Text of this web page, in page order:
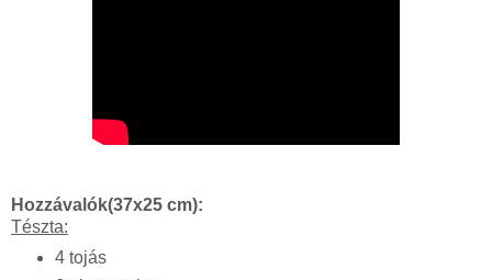
Hozzávalók(37x25 cm):
Tészta:
4 tojás